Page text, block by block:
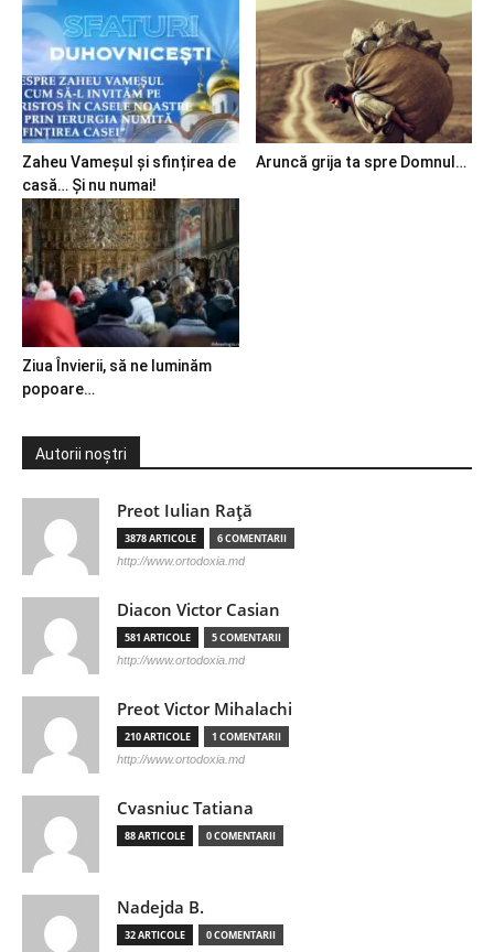
Zaheu Vameșul și sfințirea de
casă… Și nu numai!
Aruncă grija ta spre Domnul…
Ziua Învierii, să ne luminăm
popoare…
Autorii noștri
Preot Iulian Raţă
3878 ARTICOLE 6 COMENTARII
http://www.ortodoxia.md
Diacon Victor Casian
581 ARTICOLE 5 COMENTARII
http://www.ortodoxia.md
Preot Victor Mihalachi
210 ARTICOLE 1 COMENTARII
http://www.ortodoxia.md
Cvasniuc Tatiana
88 ARTICOLE 0 COMENTARII
Nadejda B.
32 ARTICOLE 0 COMENTARII